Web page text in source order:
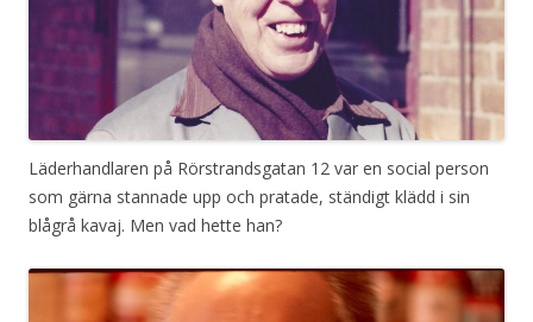
Läderhandlaren på Rörstrandsgatan 12 var en social person
som gärna stannade upp och pratade, ständigt klädd i sin
blågrå kavaj. Men vad hette han?